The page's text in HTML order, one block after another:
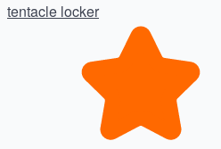
tentacle locker